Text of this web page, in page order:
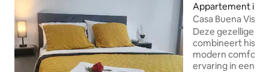
Appartement in
as
Casa Buena Vista
het centrum
Deze gezellige
combineert
modern comfort
ervaring in een